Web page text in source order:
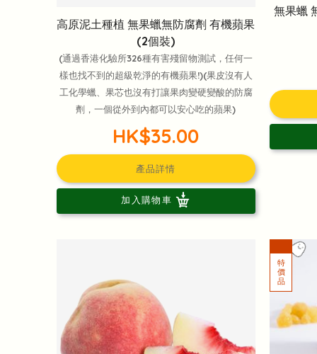
高原泥土種植 無果蠟無防腐劑 有機蘋果
(2個裝)
(通過香港化驗所326種有害殘留物測試，任何一
樣也找不到的超級乾淨的有機蘋果!)(果皮沒有人
工化學蠟、果芯也沒有打讓果肉變硬變酸的防腐
劑，一個從外到內都可以安心吃的蘋果)
HK$35.00
產品詳情
加入購物車
無果蠟